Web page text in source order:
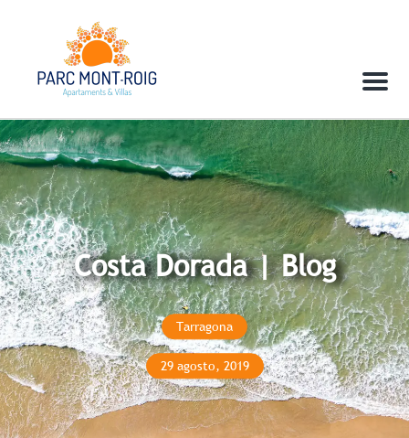
Menu
Costa Dorada | Blog
Tarragona
29 agosto, 2019